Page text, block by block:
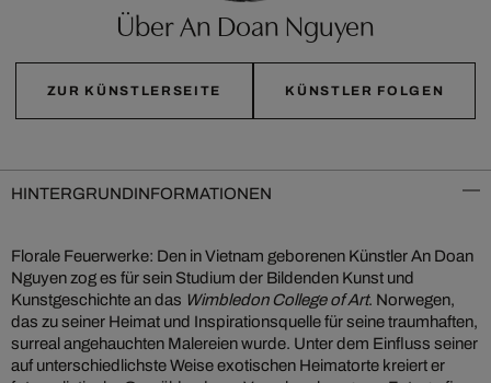
Über An Doan Nguyen
ZUR KÜNSTLERSEITE KÜNSTLER FOLGEN
HINTERGRUNDINFORMATIONEN
Florale Feuerwerke: Den in Vietnam geborenen Künstler An Doan
Nguyen zog es für sein Studium der Bildenden Kunst und
Kunstgeschichte an das Wimbledon College of Art. Norwegen,
das zu seiner Heimat und Inspirationsquelle für seine traumhaften,
surreal angehauchten Malereien wurde. Unter dem Einfluss seiner
auf unterschiedlichste Weise exotischen Heimatorte kreiert er